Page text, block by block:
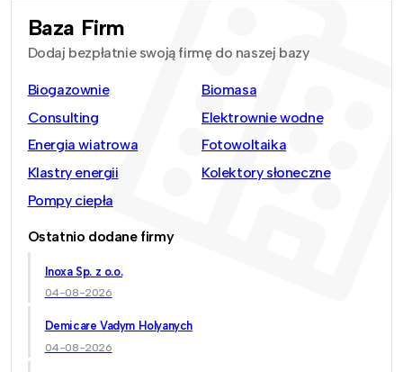
Baza Firm
Dodaj bezpłatnie swoją firmę do naszej bazy
Biogazownie
Biomasa
Consulting
Elektrownie wodne
Energia wiatrowa
Fotowoltaika
Klastry energii
Kolektory słoneczne
Pompy ciepła
Ostatnio dodane firmy
Inoxa Sp. z o.o.
04-08-2026
Demicare Vadym Holyanych
04-08-2026